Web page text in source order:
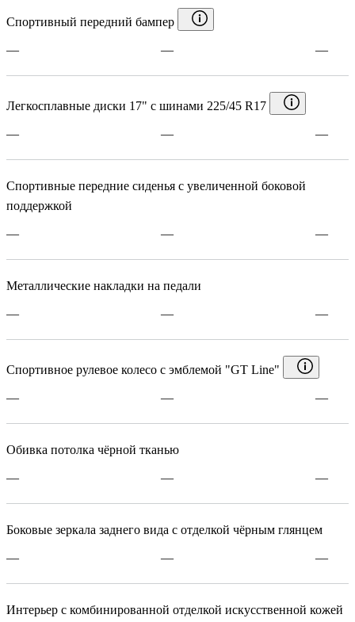
Спортивный передний бампер
— — —
Легкосплавные диски 17" с шинами 225/45 R17
— — —
Спортивные передние сиденья с увеличенной боковой
поддержкой
— — —
Металлические накладки на педали
— — —
Спортивное рулевое колесо с эмблемой "GT Line"
— — —
Обивка потолка чёрной тканью
— — —
Боковые зеркала заднего вида с отделкой чёрным глянцем
— — —
Интерьер с комбинированной отделкой искусственной кожей